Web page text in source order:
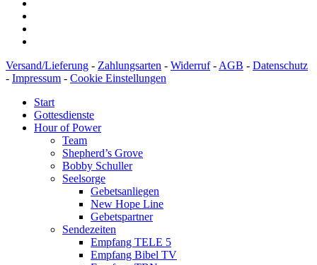
Versand/Lieferung - Zahlungsarten - Widerruf- AGB - Datenschutz
- Impressum - Cookie Einstellungen
Start
Gottesdienste
Hour of Power
Team
Shepherd’s Grove
Bobby Schuller
Seelsorge
Gebetsanliegen
New Hope Line
Gebetspartner
Sendezeiten
Empfang TELE 5
Empfang Bibel TV